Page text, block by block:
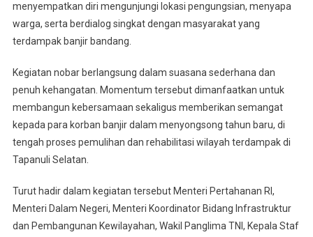
Batang
Toru,
menyempatkan diri mengunjungi lokasi pengungsian, menyapa
warga, serta berdialog singkat dengan masyarakat yang
terdampak banjir bandang.
Kegiatan nobar berlangsung dalam suasana sederhana dan
penuh kehangatan. Momentum tersebut dimanfaatkan untuk
membangun kebersamaan sekaligus memberikan semangat
kepada para korban banjir dalam menyongsong tahun baru, di
tengah proses pemulihan dan rehabilitasi wilayah terdampak di
Tapanuli Selatan.
Turut hadir dalam kegiatan tersebut Menteri Pertahanan RI,
Menteri Dalam Negeri, Menteri Koordinator Bidang Infrastruktur
dan Pembangunan Kewilayahan, Wakil Panglima TNI, Kepala Staf